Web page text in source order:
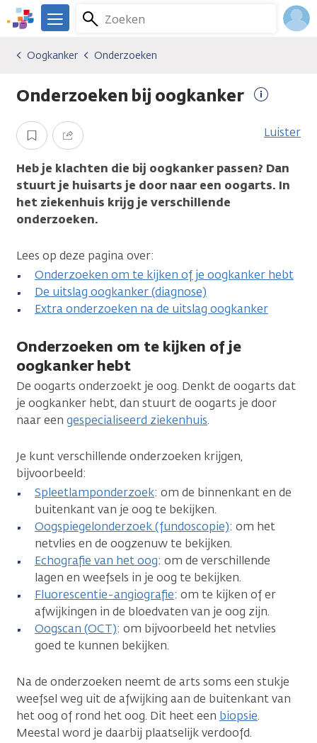
Overslaan
en
gaan
We
er
je.
Zoeken
Menu
Kankersoorten
Oogkanker
Onderzoeken
Oogkanker Onderzoeken
Onderzoeken bij oogkanker
Opslaan Delen Luister
Heb je klachten die bij oogkanker passen? Dan
stuurt je huisarts je door naar een oogarts. In
het ziekenhuis krijg je verschillende
onderzoeken.
Lees op deze pagina over:
Onderzoeken om te kijken of je oogkanker hebt
De uitslag oogkanker (diagnose)
Extra onderzoeken na de uitslag oogkanker
Onderzoeken om te kijken of je
oogkanker hebt
De oogarts onderzoekt je oog. Denkt de oogarts dat
je oogkanker hebt, dan stuurt de oogarts je door
naar een gespecialiseerd ziekenhuis.
Je kunt verschillende onderzoeken krijgen,
bijvoorbeeld:
Spleetlamponderzoek: om de binnenkant en de
buitenkant van je oog te bekijken.
Oogspiegelonderzoek (fundoscopie): om het
netvlies en de oogzenuw te bekijken.
Echografie van het oog: om de verschillende
lagen en weefsels in je oog te bekijken.
Fluorescentie-angiografie: om te kijken of er
afwijkingen in de bloedvaten van je oog zijn.
Oogscan (OCT): om bijvoorbeeld het netvlies
goed te kunnen bekijken.
Na de onderzoeken neemt de arts soms een stukje
weefsel weg uit de afwijking aan de buitenkant van
het oog of rond het oog. Dit heet een biopsie.
Meestal word je daarbij plaatselijk verdoofd.